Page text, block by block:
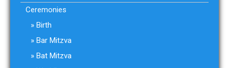
Ceremonies
Birth
Bar Mitzva
Bat Mitzva